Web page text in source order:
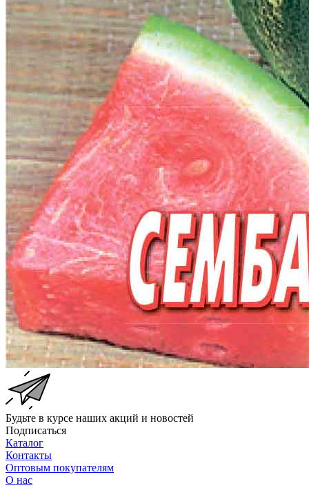
Будьте в курсе наших акций и новостей
Подписаться
Каталог
Контакты
Оптовым покупателям
О нас